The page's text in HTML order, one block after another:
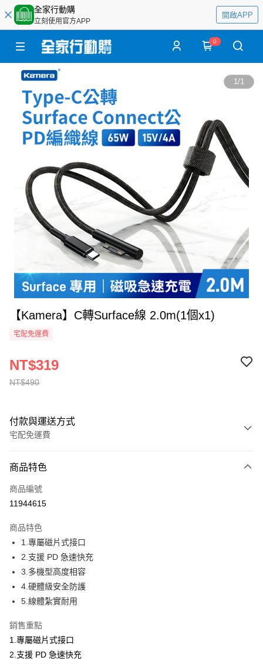
全家行動購
立刻使用官方APP
開啟APP
0
1/1
【Kamera】C轉Surface線 2.0m(1個x1)
宅配免運費
NT$490
NT$319
付款與運送方式
宅配免運費
全家線上支付
運送方式
本島宅配-活動商品
免運費
商品特色
商品編號
11944615
商品特色
1.專屬磁片式接口
2.支援 PD 急速快充
3.多機型高度相容
4.硬體級安全防護
5.線體紮實耐用
銷售重點
1.專屬磁片式接口
2.支援 PD 急速快充